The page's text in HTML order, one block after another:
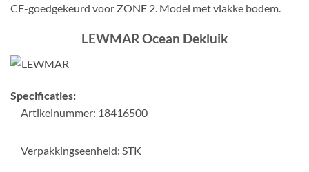
CE-goedgekeurd voor ZONE 2. Model met vlakke bodem.
LEWMAR Ocean Dekluik
Specificaties:
Artikelnummer: 18416500
Verpakkingseenheid: STK